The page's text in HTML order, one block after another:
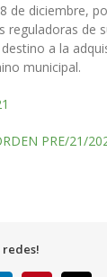
de diciembre,
reguladoras de
a la
municipal.
PRE/21/
redes!